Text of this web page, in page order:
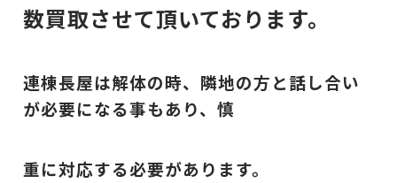
数買取させて頂いております。
連棟長屋は解体の時、隣地の方と話し合い
が必要になる事もあり、慎
重に対応する必要があります。